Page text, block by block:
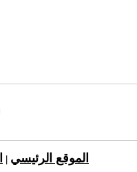
الموقع الرئيسي